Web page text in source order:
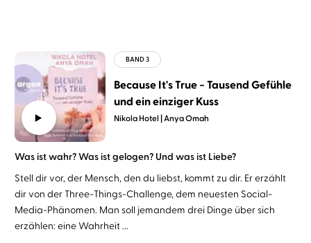
Nikola Hotel Anya Omah
Because It's True − Tausend Gefühle
und ein einziger Kuss
Was ist wahr? Was ist gelogen? Und was ist Liebe?
Stell dir vor, der Mensch, den du liebst, kommt zu dir. Er erzählt
dir von der Three-Things-Challenge, dem neuesten Social-
Media-Phänomen. Man soll jemandem drei Dinge über sich
erzählen: eine Wahrheit ...